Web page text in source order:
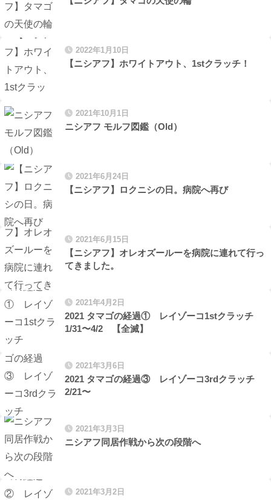
2022年1月10日
【ニシアフ】ホワイトアウト、1stクラッチ！
2021年10月1日
ニシアフ モルフ図鑑（Old）
2021年6月24日
【ニシアフ】ロクニシの日。病院へ再び
2021年6月15日
【ニシアフ】オレオズールーを病院に連れて行っ
てきました。
2021年4月2日
2021 タマゴの経過① レイゾーコ1stクラッチ
1/31〜4/2 【全滅】
2021年3月6日
2021 タマゴの経過③ レイゾーコ3rdクラッチ
2/21〜
2021年3月3日
ニシアフ同居作戦から次の段階へ
2021年3月2日